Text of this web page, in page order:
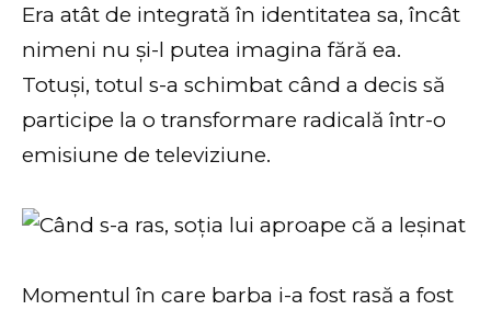
Era atât de integrată în identitatea sa, încât
nimeni nu și-l putea imagina fără ea.
Totuși, totul s-a schimbat când a decis să
participe la o transformare radicală într-o
emisiune de televiziune.
Momentul în care barba i-a fost rasă a fost